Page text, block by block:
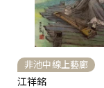
非池中線上藝廊
江祥銘